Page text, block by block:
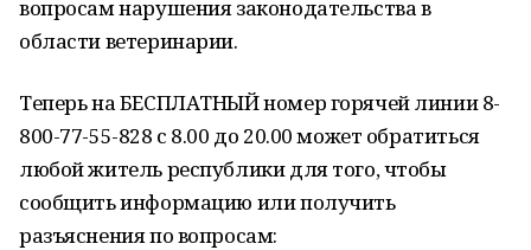
вопросам нарушения законодательства в
области ветеринарии.
Теперь на БЕСПЛАТНЫЙ номер горячей линии 8-
800-77-55-828 с 8.00 до 20.00 может обратиться
любой житель республики для того, чтобы
сообщить информацию или получить
разъяснения по вопросам: